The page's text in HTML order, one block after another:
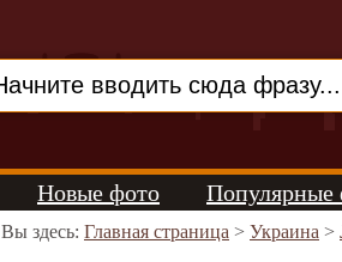
Новые фото Популярные
Вы здесь: Главная страница > Украина >